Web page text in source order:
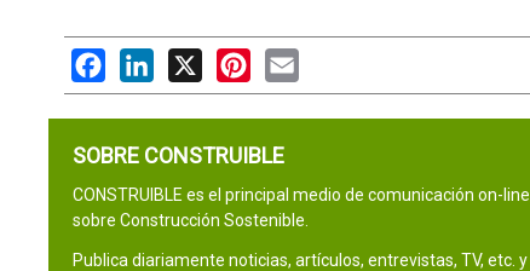
FacebookLinkedIn
X PinterestEmail
SOBRE CONSTRUIBLE
CONSTRUIBLE es el principal medio de comunicación on-line
sobre Construcción Sostenible.
Publica diariamente noticias, artículos, entrevistas, TV, etc. y